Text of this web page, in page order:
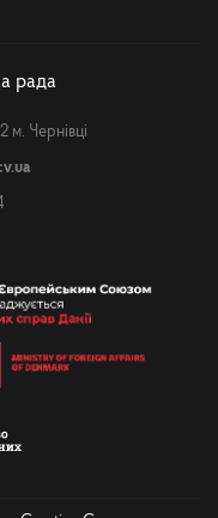
рада
м. Чернівці